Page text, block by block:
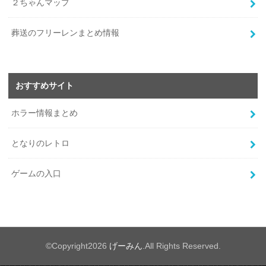
２ちゃんマップ
葬送のフリーレンまとめ情報
おすすめサイト
ホラー情報まとめ
となりのレトロ
ゲームの入口
©Copyright2026 げーみん.All Rights Reserved.